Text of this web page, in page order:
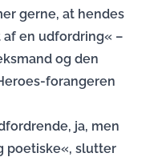
gerne, at hendes
en udfordring« –
og den
forangeren
ja, men
poetiske«, slutter